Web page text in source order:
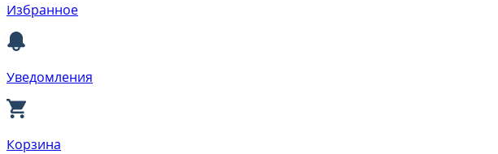
Избранное
Уведомления
Корзина